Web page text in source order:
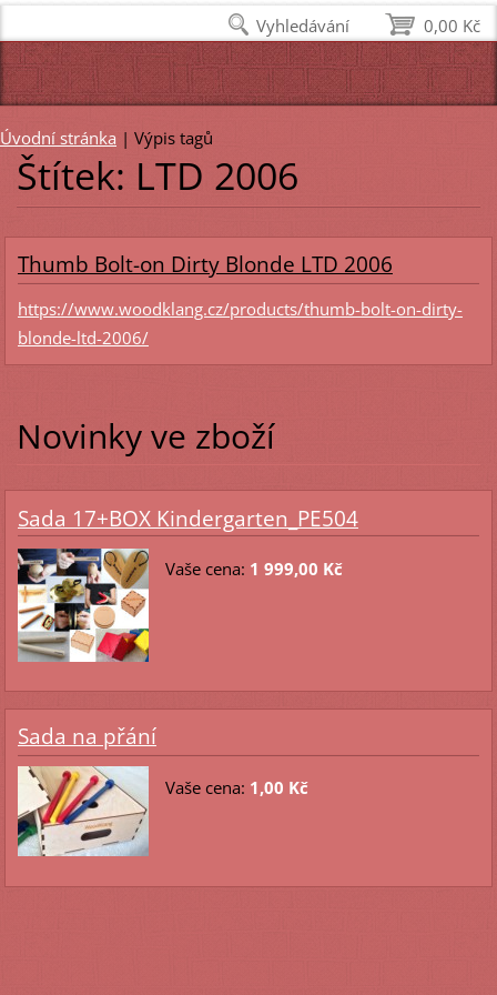
Úvodní stránka | Výpis tagů
Štítek: LTD 2006
Thumb Bolt-on Dirty Blonde LTD 2006
https://www.woodklang.cz/products/thumb-bolt-on-dirty-
blonde-ltd-2006/
Novinky ve zboží
Sada 17+BOX Kindergarten_PE504
Vaše cena: 1 999,00 Kč
Sada na přání
Vaše cena: 1,00 Kč
0,00 Kč
Vyhledávání